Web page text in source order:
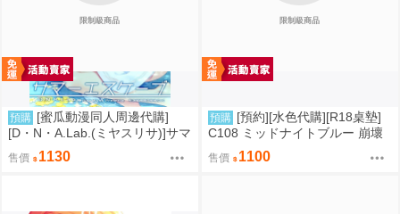
限制級商品
預購 [蜜瓜動漫同人周邊代購]
[D・N・A.Lab.(ミヤスリサ)]サマ
ーエスケープ【A5アクリルフィ
ギュア】(A5壓克力立牌特典版)
售價 1130
限制級商品
預購 [預約][水色代購][R18桌墊]
C108 ミッドナイトブルー 崩壞
星穹鐵道 火花 誘惑
售價 1100